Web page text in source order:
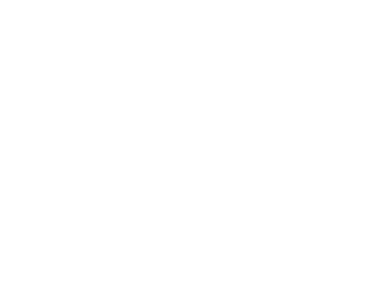
างไร เจาะลึกทรงปากยอดฮิต